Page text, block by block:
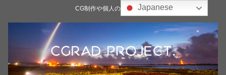
CG制作や個人の雑記ブログJapanese